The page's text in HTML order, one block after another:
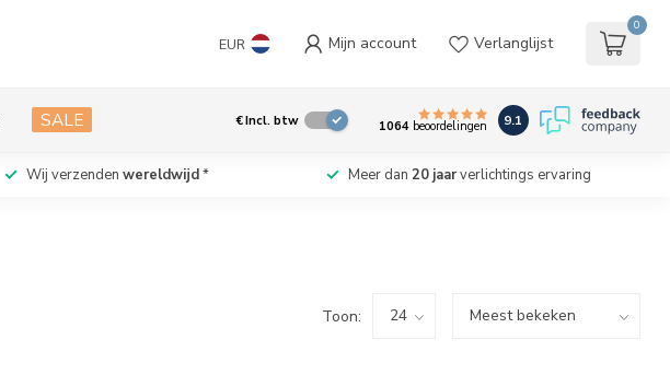
EUR Mijn account Verlanglijst
0
SALE €Incl. btw 1064beoordelingen 9.1
Wij verzenden wereldwijd* Meer dan 20 jaarverlichtings ervaring
Toon: